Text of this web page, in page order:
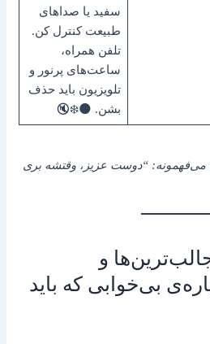
سفید یا صداهای
طبیعت کنترل کن.
تلفن همراه،
ساعت‌های پرنور و
تلویزیون باید حذف
بشن. 🌑❄️🔇
می‌فهمونه: “دوست عزیز، وقتشه بری
و
بی‌خوابی که باید